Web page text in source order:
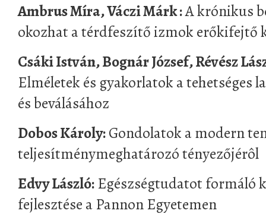
Ambrus Míra, Váczi Márk :A krónikus
okozhat a térdfeszítő izmok erőkifejtő
Csáki István, Bognár József, Révész
Elméletek és gyakorlatok a tehetséges
és beválásához
Dobos Károly:Gondolatok a modern
teljesítménymeghatározó tényezőjérôl
Edvy László: Egészségtudatot formáló
fejlesztése a Pannon Egyetemen